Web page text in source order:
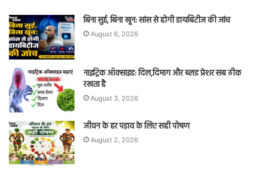
बिना सुई, बिना खून: सांस से होगी डायबिटीज की जांच
August 6, 2026
नाइट्रिक ऑक्साइड: दिल,दिमाग और ब्लड प्रेशर सब ठीक
रखता है
August 3, 2026
जीवन के हर पड़ाव के लिए सही पोषण
August 2, 2026